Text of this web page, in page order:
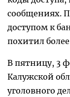
сообщениях.
доступом к
похитил
В пятницу, 3
Калужской
уголовного